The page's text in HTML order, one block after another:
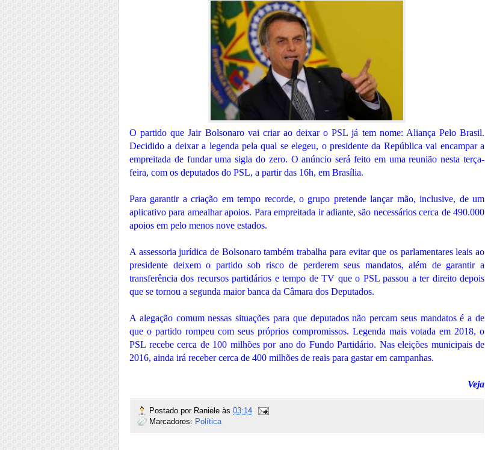
O partido que Jair Bolsonaro vai criar ao deixar o PSL já tem nome: Aliança Pelo Brasil.
Decidido a deixar a legenda pela qual se elegeu, o presidente da República vai encampar a
empreitada de fundar uma sigla do zero. O anúncio será feito em uma reunião nesta terça-
feira, com os deputados do PSL, a partir das 16h, em Brasília.
Para garantir a criação em tempo recorde, o grupo pretende lançar mão, inclusive, de um
aplicativo para amealhar apoios. Para empreitada ir adiante, são necessários cerca de 490.000
apoios em pelo menos nove estados.
A assessoria jurídica de Bolsonaro também trabalha para evitar que os parlamentares leais ao
presidente deixem o partido sob risco de perderem seus mandatos, além de garantir a
transferência dos recursos partidários e tempo de TV que o PSL passou a ter direito depois
que se tornou a segunda maior banca da Câmara dos Deputados.
A alegação comum nessas situações para que deputados não percam seus mandatos é a de
que o partido rompeu com seus próprios compromissos. Legenda mais votada em 2018, o
PSL recebe cerca de 100 milhões por ano do Fundo Partidário. Nas eleições municipais de
2016, ainda irá receber cerca de 400 milhões de reais para gastar em campanhas.
Veja
Postado por Raniele às 03:14
Marcadores: Política